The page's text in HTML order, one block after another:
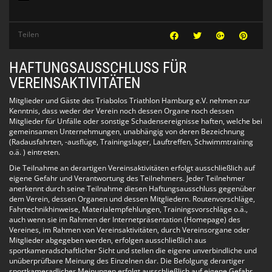
Teilen
HAFTUNGSAUSSCHLUSS FÜR
VEREINSAKTIVITÄTEN
Mitglieder und Gäste des Triabolos Triathlon Hamburg e.V. nehmen zur
Kenntnis, dass weder der Verein noch dessen Organe noch dessen
Mitglieder für Unfälle oder sonstige Schadensereignisse haften, welche bei
gemeinsamen Unternehmungen, unabhängig von deren Bezeichnung
(Radausfahrten, -ausflüge, Trainingslager, Lauftreffen, Schwimmtraining
o.ä. ) eintreten.
Die Teilnahme an derartigen Vereinsaktivitäten erfolgt ausschließlich auf
eigene Gefahr und Verantwortung des Teilnehmers. Jeder Teilnehmer
anerkennt durch seine Teilnahme diesen Haftungsausschluss gegenüber
dem Verein, dessen Organen und dessen Mitgliedern. Routenvorschläge,
Fahrtechnikhinweise, Materialempfehlungen, Trainingsvorschläge o.ä.,
auch wenn sie im Rahmen der Internetpräsentation (Homepage) des
Vereines, im Rahmen von Vereinsaktivitäten, durch Vereinsorgane oder
Mitglieder abgegeben werden, erfolgen ausschließlich aus
sportkameradschaftlicher Sicht und stellen die eigene unverbindliche und
unüberprüfbare Meinung des Einzelnen dar. Die Befolgung derartiger